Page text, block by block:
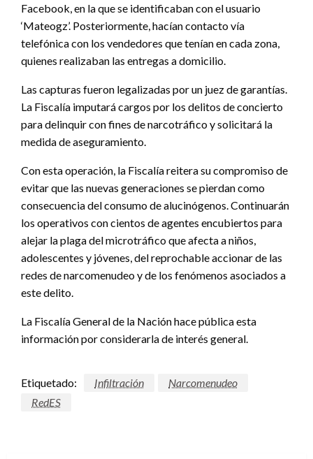
Facebook, en la que se identificaban con el usuario
‘Mateogz’. Posteriormente, hacían contacto vía
telefónica con los vendedores que tenían en cada zona,
quienes realizaban las entregas a domicilio.
Las capturas fueron legalizadas por un juez de garantías.
La Fiscalía imputará cargos por los delitos de concierto
para delinquir con fines de narcotráfico y solicitará la
medida de aseguramiento.
Con esta operación, la Fiscalía reitera su compromiso de
evitar que las nuevas generaciones se pierdan como
consecuencia del consumo de alucinógenos. Continuarán
los operativos con cientos de agentes encubiertos para
alejar la plaga del microtráfico que afecta a niños,
adolescentes y jóvenes, del reprochable accionar de las
redes de narcomenudeo y de los fenómenos asociados a
este delito.
La Fiscalía General de la Nación hace pública esta
información por considerarla de interés general.
Etiquetado: Infiltración
Narcomenudeo
RedES